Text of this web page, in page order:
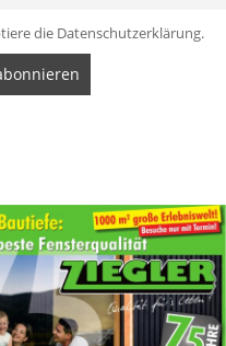
die Datenschutzerklärung.